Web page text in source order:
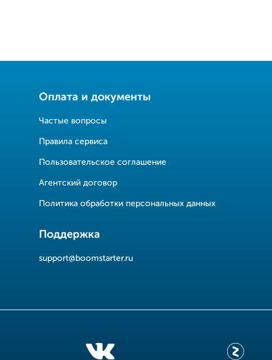
Оплата и документы
Частые вопросы
Правила сервиса
Пользовательское соглашение
Агентский договор
Политика обработки персональных данных
Поддержка
support@boomstarter.ru